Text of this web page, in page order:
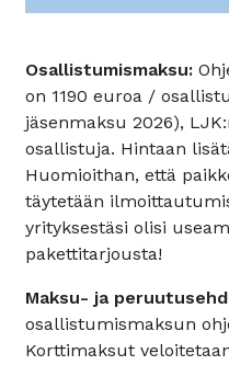
Osallistumismaksu:
on 1190 euroa /
jäsenmaksu 2026),
osallistuja. Hintaan
Huomioithan, että
täytetään
yrityksestäsi olisi
pakettitarjousta!
Maksu- ja
osallistumismaksun
Korttimaksut